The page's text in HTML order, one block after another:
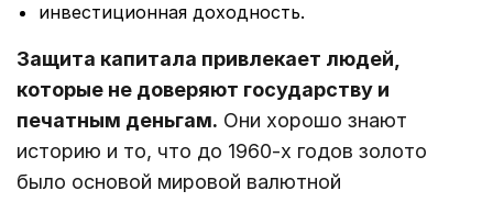
инвестиционная доходность.
Защита капитала привлекает людей,
которые не доверяют государству и
печатным деньгам. Они хорошо знают
историю и то, что до 1960-х годов золото
было основой мировой валютной